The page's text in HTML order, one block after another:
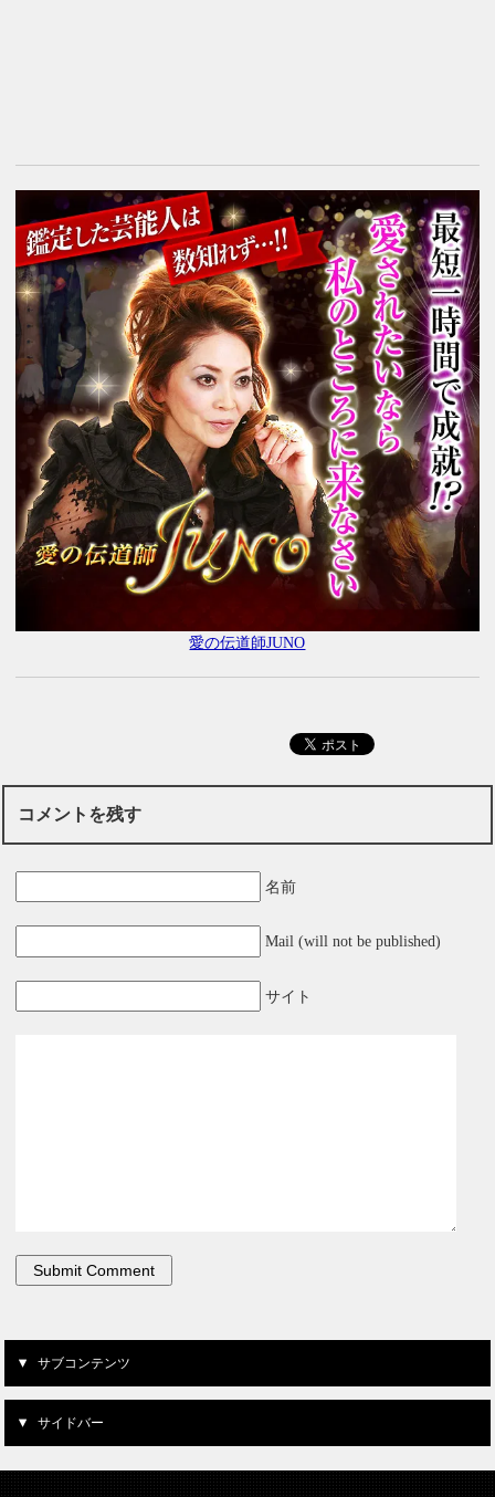
愛の伝道師JUNO
コメントを残す
名前
Mail (will not be published)
サイト
サブコンテンツ
サイドバー